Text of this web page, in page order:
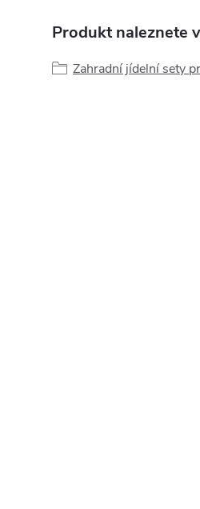
Produkt naleznete
Zahradní jídelní sety